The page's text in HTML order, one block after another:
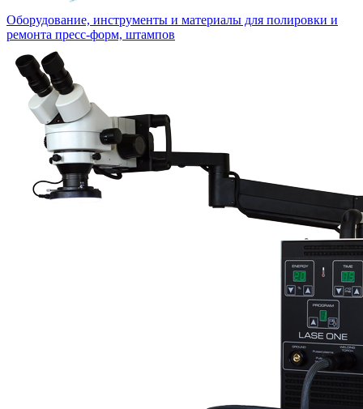
Оборудование, инструменты и материалы для полировки и
ремонта пресс-форм, штампов